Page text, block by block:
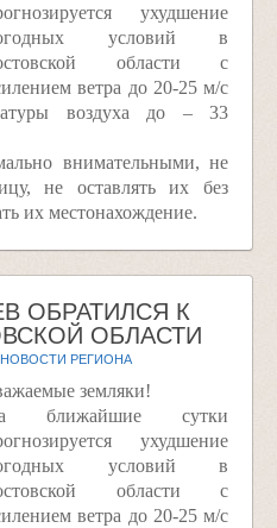
ухудшение
условий в
области с
ветра до 20-25 м/с
воздуха до – 33
внимательными, не
не оставлять их без
их местонахождение.
ОБРАТИЛСЯ К
ОБЛАСТИ
НОВОСТИ РЕГИОНА
земляки!
ближайшие сутки
ухудшение
условий в
области с
ветра до 20-25 м/с